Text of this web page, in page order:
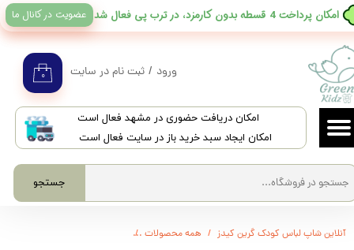
​امکان دریافت حضوری در مشهد فعال است
امکان ایجاد سبد خرید باز در سایت فعال است
جستجو
۰ ورود / ثبت نام در سایت
حساب کاربری من
تغییر گذر واژه
سفارشات
خروج از حساب کاربری
​امکان پرداخت 4 قسطه بدون کارمزد، در ترب پی فعال شد عضویت در کانال ما
آنلاین شاپ لباس کودک گرین کیدز همه محصولات